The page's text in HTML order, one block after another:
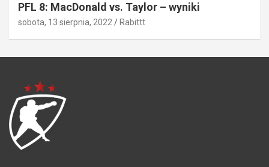
PFL 8: MacDonald vs. Taylor – wyniki
sobota, 13 sierpnia, 2022 Rabittt